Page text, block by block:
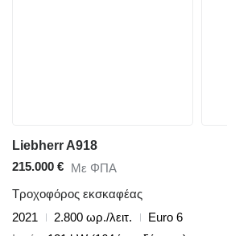
Liebherr A918
215.000 € Με ΦΠΑ
Τροχοφόρος εκσκαφέας
2021
2.800 ωρ./λειτ.
Euro 6